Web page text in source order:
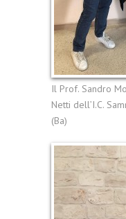
Il Prof. Sandro
Netti dell’I.C.
(Ba)